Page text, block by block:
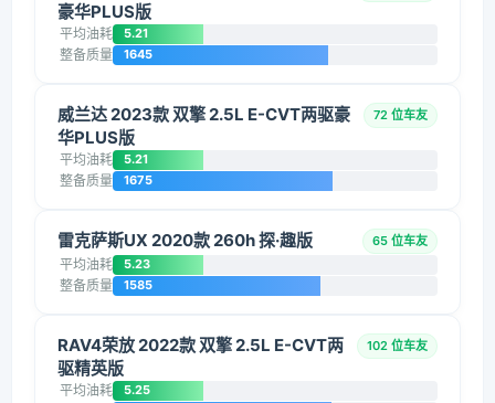
豪华PLUS版
平均油耗 5.21
整备质量 1645
威兰达 2023款 双擎 2.5L E-CVT两驱豪
华PLUS版
72 位车友
平均油耗 5.21
整备质量 1675
雷克萨斯UX 2020款 260h 探·趣版 65 位车友
平均油耗 5.23
整备质量 1585
RAV4荣放 2022款 双擎 2.5L E-CVT两
驱精英版
102 位车友
平均油耗 5.25